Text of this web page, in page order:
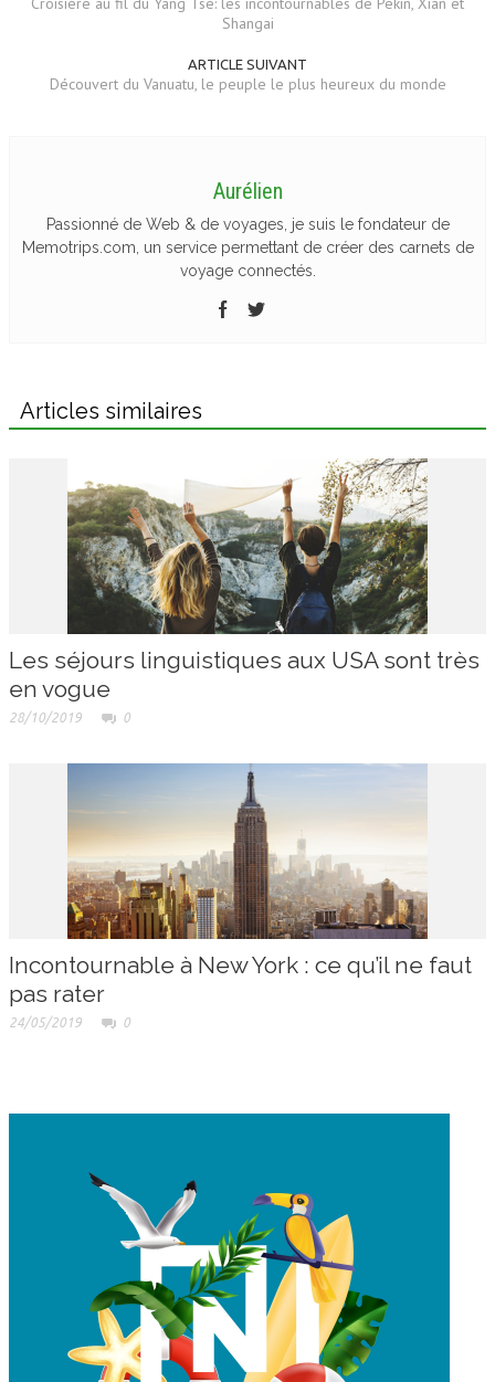
Shangai
ARTICLE SUIVANT
Découvert du Vanuatu, le peuple le plus heureux du monde
Aurélien
Passionné de Web & de voyages, je suis le fondateur de
Memotrips.com, un service permettant de créer des carnets de
voyage connectés.
Articles similaires
Les séjours linguistiques aux USA sont très
en vogue
28/10/2019 0
Incontournable à New York : ce qu’il ne faut
pas rater
24/05/2019 0